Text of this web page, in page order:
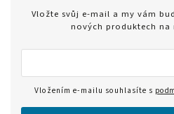
Vložte svůj e-mail a my vám
nových produktech na
Vložením e-mailu souhlasíte s